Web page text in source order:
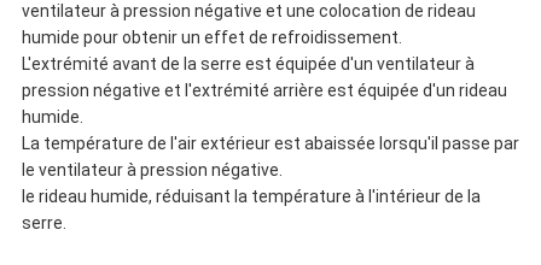
ventilateur à pression négative et une colocation de rideau
humide pour obtenir un effet de refroidissement.
L'extrémité avant de la serre est équipée d'un ventilateur à
pression négative et l'extrémité arrière est équipée d'un rideau
humide.
La température de l'air extérieur est abaissée lorsqu'il passe par
le ventilateur à pression négative.
le rideau humide, réduisant la température à l'intérieur de la
serre.